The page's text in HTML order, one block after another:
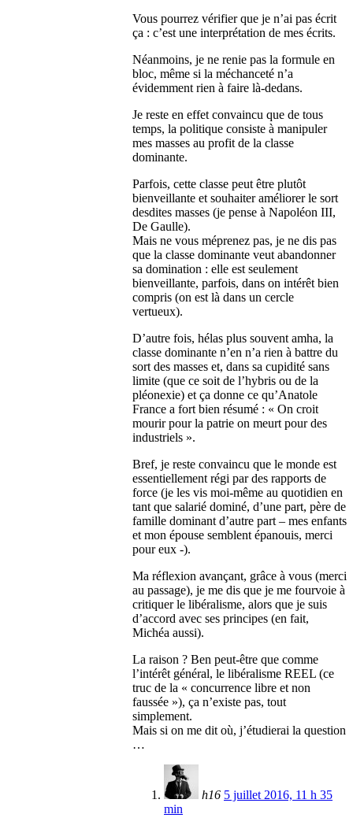
Vous pourrez vérifier que je n’ai pas écrit
ça : c’est une interprétation de mes écrits.
Néanmoins, je ne renie pas la formule en
bloc, même si la méchanceté n’a
évidemment rien à faire là-dedans.
Je reste en effet convaincu que de tous
temps, la politique consiste à manipuler
mes masses au profit de la classe
dominante.
Parfois, cette classe peut être plutôt
bienveillante et souhaiter améliorer le sort
desdites masses (je pense à Napoléon III,
De Gaulle).
Mais ne vous méprenez pas, je ne dis pas
que la classe dominante veut abandonner
sa domination : elle est seulement
bienveillante, parfois, dans on intérêt bien
compris (on est là dans un cercle
vertueux).
D’autre fois, hélas plus souvent amha, la
classe dominante n’en n’a rien à battre du
sort des masses et, dans sa cupidité sans
limite (que ce soit de l’hybris ou de la
pléonexie) et ça donne ce qu’Anatole
France a fort bien résumé : « On croit
mourir pour la patrie on meurt pour des
industriels ».
Bref, je reste convaincu que le monde est
essentiellement régi par des rapports de
force (je les vis moi-même au quotidien en
tant que salarié dominé, d’une part, père de
famille dominant d’autre part – mes enfants
et mon épouse semblent épanouis, merci
pour eux -).
Ma réflexion avançant, grâce à vous (merci
au passage), je me dis que je me fourvoie à
critiquer le libéralisme, alors que je suis
d’accord avec ses principes (en fait,
Michéa aussi).
La raison ? Ben peut-être que comme
l’intérêt général, le libéralisme REEL (ce
truc de la « concurrence libre et non
faussée »), ça n’existe pas, tout
simplement.
Mais si on me dit où, j’étudierai la question
…
h16 5 juillet 2016, 11 h 35
min